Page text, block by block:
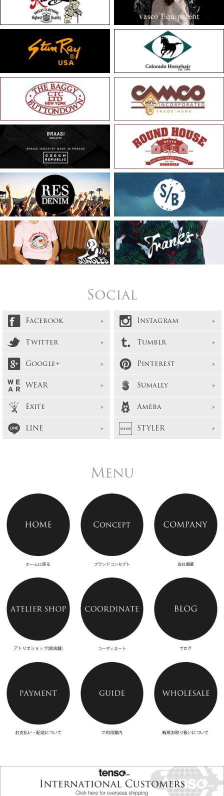
Social
Facebook
Instagram
Twitter
Tumblr
Google+
Pinterest
WEAR
Sumally
Exite
Ameba
LINE
STYLER
Menu